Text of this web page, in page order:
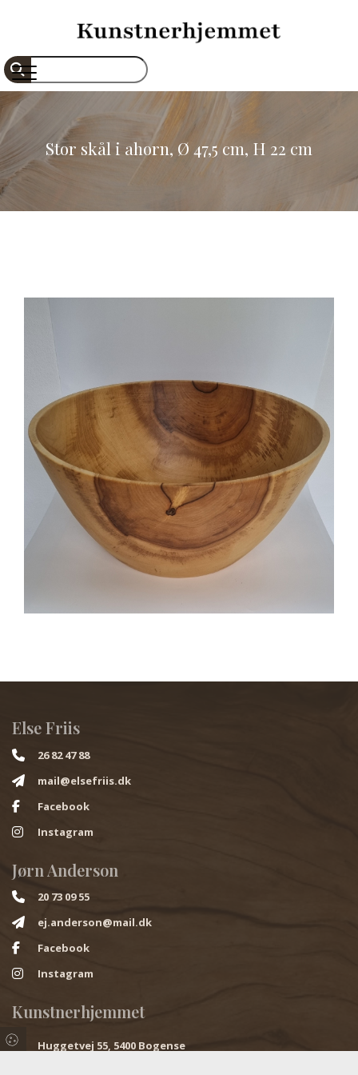
Søg
Stor skål i ahorn, Ø 47,5 cm, H 22 cm
Else Friis
26 82 47 88
mail@elsefriis.dk
Facebook
Instagram
Jørn Anderson
20 73 09 55
ej.anderson@mail.dk
Facebook
Instagram
Kunstnerhjemmet
Huggetvej 55, 5400 Bogense